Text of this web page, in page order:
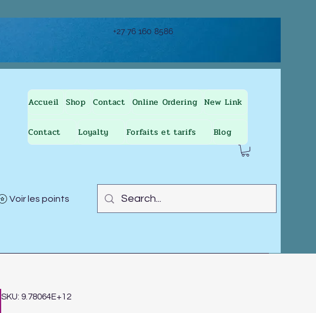
+27 76 160 8586
Accueil Shop Contact Online Ordering New Link
Contact Loyalty Forfaits et tarifs Blog
Voir les points
SKU: 9.78064E+12